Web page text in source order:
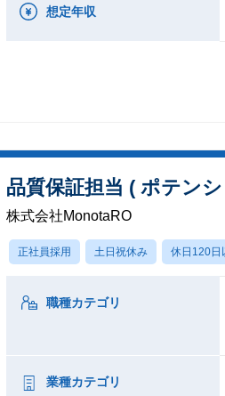
想定年収
品質保証担当 ( ポテン
株式会社MonotaRO
正社員採用 土日祝休み 休日120日
職種カテゴリ
業種カテゴリ